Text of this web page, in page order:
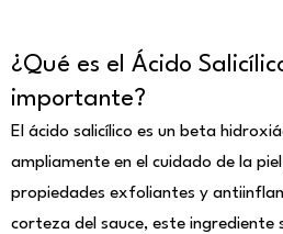
¿Qué es el Ácido
importante?
El ácido salicílico es un beta
ampliamente en el cuidado de la
propiedades exfoliantes y
corteza del sauce, este ingrediente